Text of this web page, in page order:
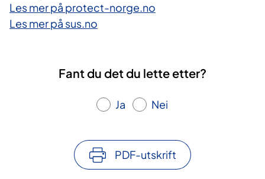
Les mer på protect-norge.no
Les mer på sus.no
Fant du det du lette etter?
Ja Nei
PDF-utskrift